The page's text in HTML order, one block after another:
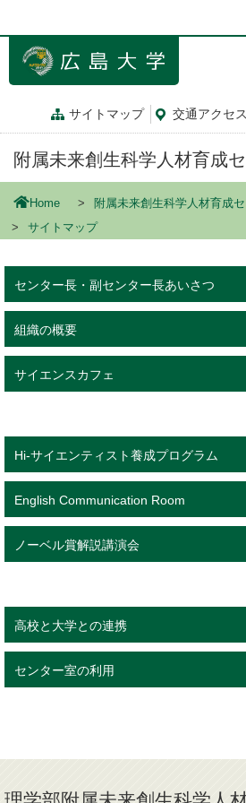
ン
サイトマップ 交通アクセス
附属未来創生科学人材育成
Home
附属未来創生科学人材育成
サイトマップ
センター長・副センター長あいさつ
組織の概要
サイエンスカフェ
Hi-サイエンティスト養成プログラム
English Communication Room
ノーベル賞解説講演会
高校と大学との連携
センター室の利用